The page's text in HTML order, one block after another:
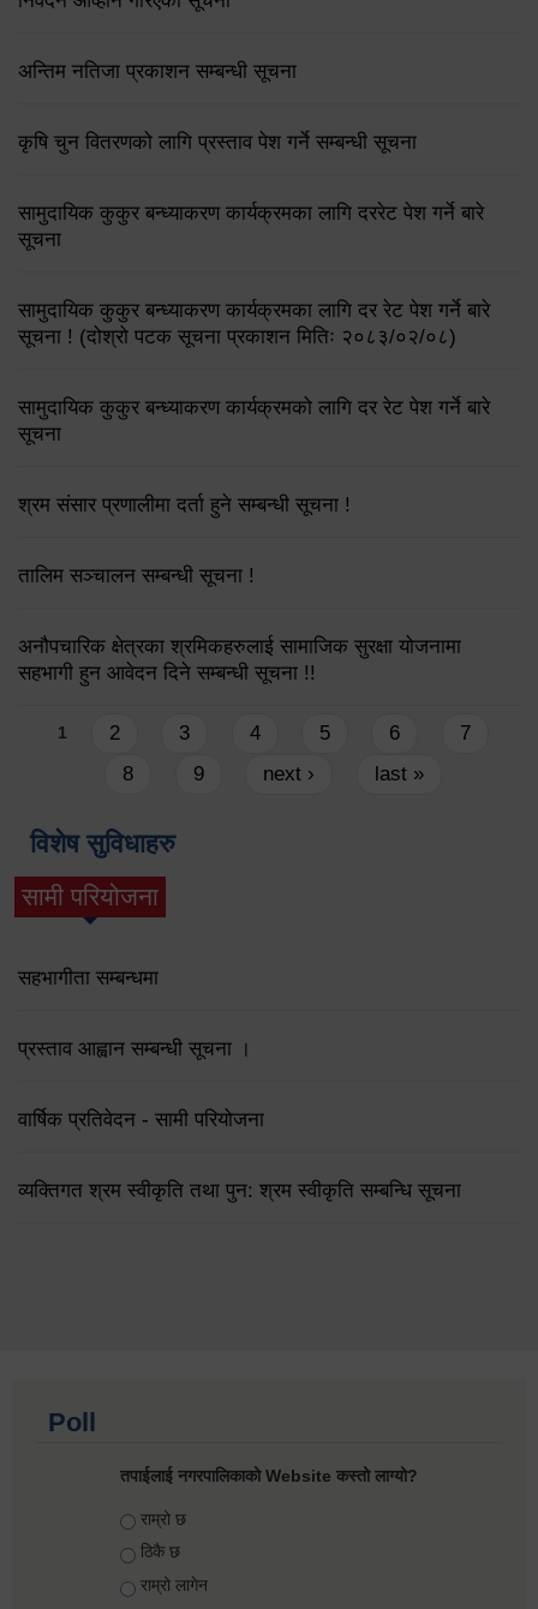
अन्तिम नतिजा प्रकाशन सम्बन्धी सूचना
कृषि चुन वितरणको लागि प्रस्ताव पेश गर्ने सम्बन्धी सूचना
सामुदायिक कुकुर बन्ध्याकरण कार्यक्रमका लागि दररेट पेश गर्ने बारे
सूचना
सामुदायिक कुकुर बन्ध्याकरण कार्यक्रमका लागि दर रेट पेश गर्ने बारे
सूचना ! (दोश्रो पटक सूचना प्रकाशन मितिः २०८३/०२/०८)
सामुदायिक कुकुर बन्ध्याकरण कार्यक्रमको लागि दर रेट पेश गर्ने बारे
सूचना
श्रम संसार प्रणालीमा दर्ता हुने सम्बन्धी सूचना !
तालिम सञ्चालन सम्बन्धी सूचना !
अनौपचारिक क्षेत्रका श्रमिकहरुलाई सामाजिक सुरक्षा योजनामा
सहभागी हुन आवेदन दिने सम्बन्धी सूचना !!
Pages
1 2 3 4 5 6
7
8
9 next › last »
विशेष सुविधाहरु
सामी परियोजना
(active tab)
सहभागीता सम्बन्धमा
प्रस्ताव आह्वान सम्बन्धी सूचना ।
वार्षिक प्रतिवेदन - सामी परियोजना
व्यक्तिगत श्रम स्वीकृति तथा पुन: श्रम स्वीकृति सम्बन्धि सूचना
Poll
तपाईलाई नगरपालिकाको Website कस्तो लाग्यो?
Choices
राम्रो छ
ठिकै छ
राम्रो लागेन